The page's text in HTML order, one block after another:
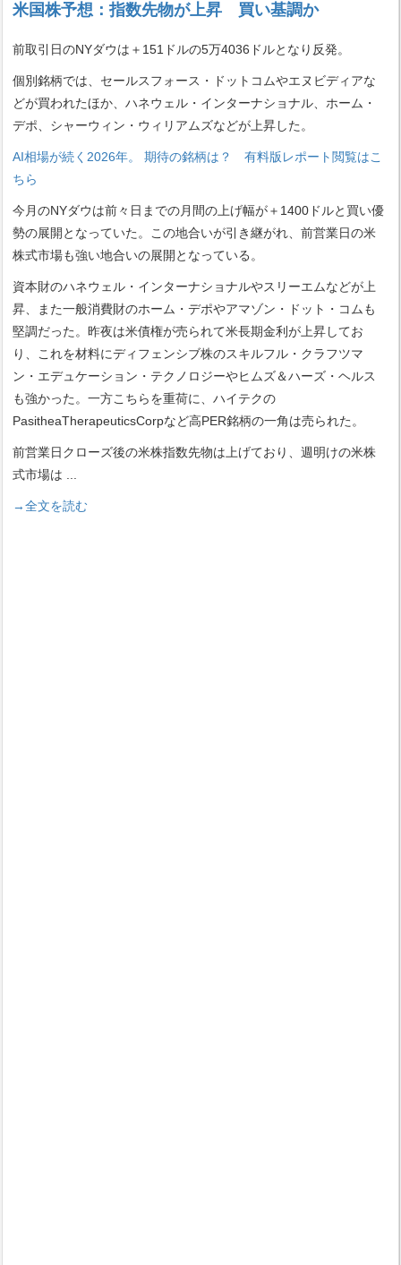
米国株予想：指数先物が上昇 買い基調か
前取引日のNYダウは＋151ドルの5万4036ドルとなり反発。
個別銘柄では、セールスフォース・ドットコムやエヌビディアな
どが買われたほか、ハネウェル・インターナショナル、ホーム・
デポ、シャーウィン・ウィリアムズなどが上昇した。
AI相場が続く2026年。 期待の銘柄は？ 有料版レポート閲覧はこ
ちら
今月のNYダウは前々日までの月間の上げ幅が＋1400ドルと買い優
勢の展開となっていた。この地合いが引き継がれ、前営業日の米
株式市場も強い地合いの展開となっている。
資本財のハネウェル・インターナショナルやスリーエムなどが上
昇、また一般消費財のホーム・デポやアマゾン・ドット・コムも
堅調だった。昨夜は米債権が売られて米長期金利が上昇してお
り、これを材料にディフェンシブ株のスキルフル・クラフツマ
ン・エデュケーション・テクノロジーやヒムズ＆ハーズ・ヘルス
も強かった。一方こちらを重荷に、ハイテクの
PasitheaTherapeuticsCorpなど高PER銘柄の一角は売られた。
前営業日クローズ後の米株指数先物は上げており、週明けの米株
式市場は ...
→全文を読む